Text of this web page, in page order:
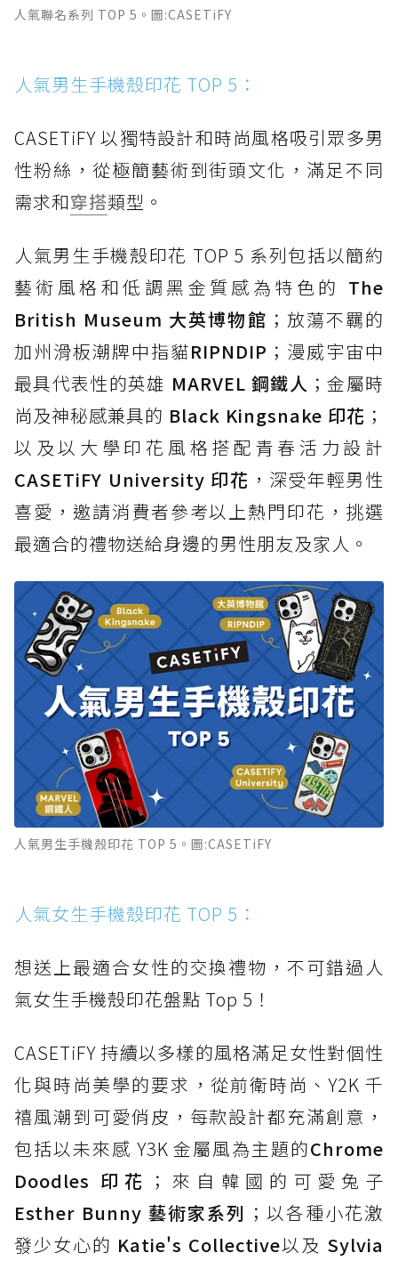
人氣聯名系列 TOP 5。圖:CASETiFY
人氣男生手機殼印花 TOP 5：
CASETiFY 以獨特設計和時尚風格吸引眾多男
性粉絲，從極簡藝術到街頭文化，滿足不同
需求和穿搭類型。
人氣男生手機殼印花 TOP 5 系列包括以簡約
藝術風格和低調黑金質感為特色的 The
British Museum 大英博物館 ；放蕩不羈的
加州滑板潮牌中指貓RIPNDIP ；漫威宇宙中
最具代表性的英雄 MARVEL 鋼鐵人 ；金屬時
尚及神秘感兼具的 Black Kingsnake 印花 ；
以及以大學印花風格搭配青春活力設計
CASETiFY University 印花 ，深受年輕男性
喜愛，邀請消費者參考以上熱門印花，挑選
最適合的禮物送給身邊的男性朋友及家人。
人氣男生手機殼印花 TOP 5。圖:CASETiFY
人氣女生手機殼印花 TOP 5：
想送上最適合女性的交換禮物，不可錯過人
氣女生手機殼印花盤點 Top 5！
CASETiFY 持續以多樣的風格滿足女性對個性
化與時尚美學的要求，從前衛時尚、Y2K 千
禧風潮到可愛俏皮，每款設計都充滿創意，
包括以未來感 Y3K 金屬風為主題的Chrome
Doodles 印花 ；來自韓國的可愛兔子
Esther Bunny 藝術家系列 ；以各種小花激
發少女心的 Katie's Collective以及 Sylvia